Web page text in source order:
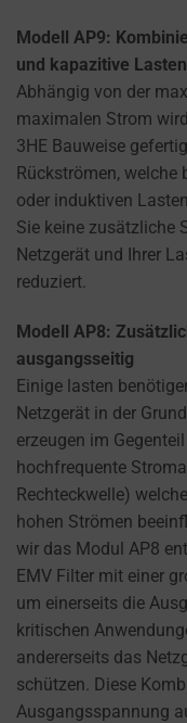
Modell AP9:
und kapazitive
Abhängig von der
maximalen Strom
3HE Bauweise
Rückströmen, welche
oder induktiven
Sie keine zusätzliche
Netzgerät und Ihrer
reduziert.
Modell AP8:
ausgangsseitig
Einige lasten
Netzgerät in der
erzeugen im
hochfrequente
Rechteckwelle)
hohen Strömen
wir das Modul AP8
EMV Filter mit einer
um einerseits die
kritischen
andererseits das
schützen. Diese
Ausgangsspannung